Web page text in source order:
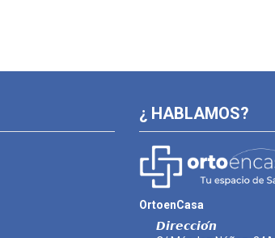
¿ HABLAMOS?
OrtoenCasa
𝘿𝙞𝙧𝙚𝙘𝙘𝙞𝙤́𝙣